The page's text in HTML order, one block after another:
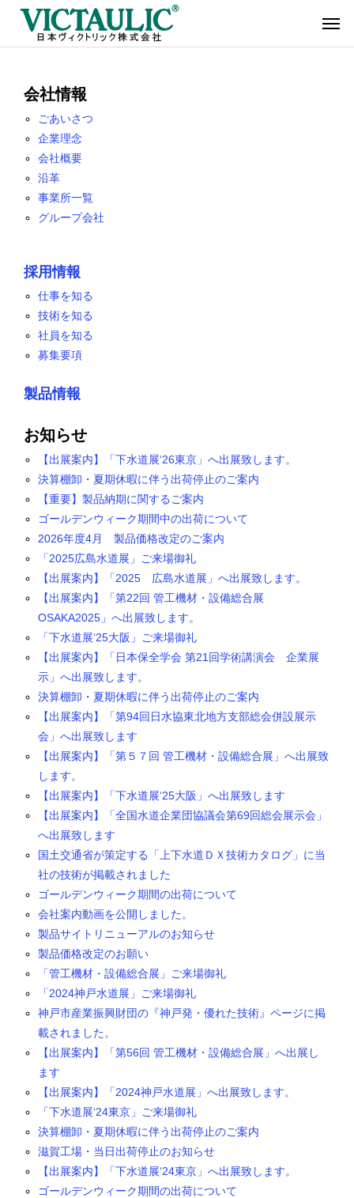
会社情報
ごあいさつ
企業理念
会社概要
沿革
事業所一覧
グループ会社
採用情報
仕事を知る
技術を知る
社員を知る
募集要項
製品情報
お知らせ
【出展案内】「下水道展‘26東京」へ出展致します。
決算棚卸・夏期休暇に伴う出荷停止のご案内
【重要】製品納期に関するご案内
ゴールデンウィーク期間中の出荷について
2026年度4月 製品価格改定のご案内
「2025広島水道展」ご来場御礼
【出展案内】「2025 広島水道展」へ出展致します。
【出展案内】「第22回 管工機材・設備総合展
OSAKA2025」へ出展致します。
「下水道展‘25大阪」ご来場御礼
【出展案内】「日本保全学会 第21回学術講演会 企業展
示」へ出展致します。
決算棚卸・夏期休暇に伴う出荷停止のご案内
【出展案内】「第94回日水協東北地方支部総会併設展示
会」へ出展致します
【出展案内】「第５７回 管工機材・設備総合展」へ出展致
します。
【出展案内】「下水道展‘25大阪」へ出展致します
【出展案内】「全国水道企業団協議会第69回総会展示会」
へ出展致します
国土交通省が策定する「上下水道ＤＸ技術カタログ」に当
社の技術が掲載されました
ゴールデンウィーク期間の出荷について
会社案内動画を公開しました。
製品サイトリニューアルのお知らせ
製品価格改定のお願い
「管工機材・設備総合展」ご来場御礼
「2024神戸水道展」ご来場御礼
神戸市産業振興財団の『神戸発・優れた技術』ページに掲
載されました。
【出展案内】「第56回 管工機材・設備総合展」へ出展し
ます
【出展案内】「2024神戸水道展」へ出展致します。
「下水道展‘24東京」ご来場御礼
決算棚卸・夏期休暇に伴う出荷停止のご案内
滋賀工場・当日出荷停止のお知らせ
【出展案内】「下水道展‘24東京」へ出展致します。
ゴールデンウィーク期間の出荷について